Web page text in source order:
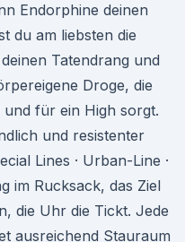
Endorphine deinen
du am liebsten die
Tatendrang und
Droge, die
für ein High sorgt.
und resistenter
Lines · Urban-Line ·
im Rucksack, das Ziel
die Uhr die Tickt. Jede
ausreichend Stauraum